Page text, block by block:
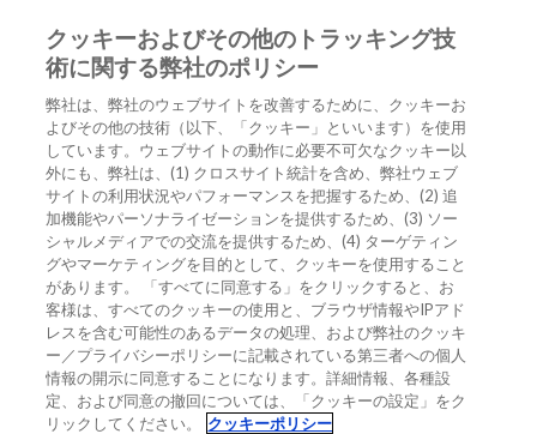
JA
ホーム/COVID-19患者の心血管リスク管理
COVID-19患者の心血管リスク管理
COVID-19 LATEST PERSPECTIVES
クッキーおよびその他のトラッキング技
術に関する弊社のポリシー
弊社は、弊社のウェブサイトを改善するために、クッキーお
よびその他の技術（以下、「クッキー」といいます）を使用
しています。ウェブサイトの動作に必要不可欠なクッキー以
外にも、弊社は、(1) クロスサイト統計を含め、弊社ウェブ
サイトの利用状況やパフォーマンスを把握するため、(2) 追
加機能やパーソナライゼーションを提供するため、(3) ソー
シャルメディアでの交流を提供するため、(4) ターゲティン
グやマーケティングを目的として、クッキーを使用すること
があります。 「すべてに同意する」をクリックすると、お
客様は、すべてのクッキーの使用と、ブラウザ情報やIPアド
レスを含む可能性のあるデータの処理、および弊社のクッキ
ー／プライバシーポリシーに記載されている第三者への個人
情報の開示に同意することになります。詳細情報、各種設
定、および同意の撤回については、「クッキーの設定」をク
リックしてください。
クッキーポリシー